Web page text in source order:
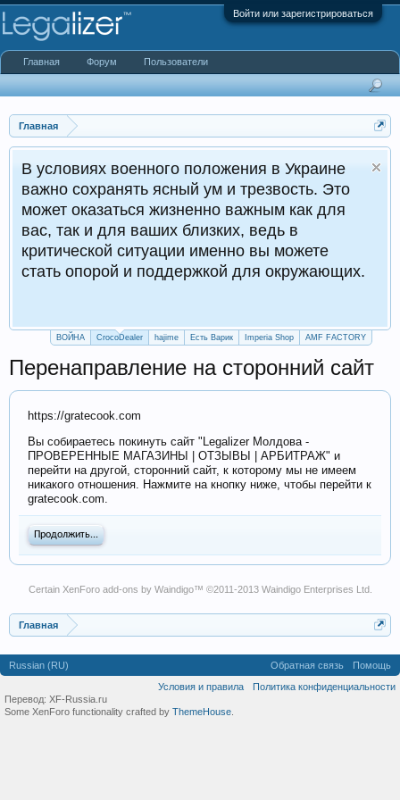
Войти или зарегистрироваться
Главная
положения в Украине
ясный ум и трезвость. Это
жизненно важным как для
ваших близких, ведь в
ситуации именно вы можете
и поддержкой для окружающих.
ВОЙНА CrocoDealer hajime Есть Варик Imperia Shop AMF FACTORY
Перенаправление на сторонний сайт
https://gratecook.com
Вы собираетесь покинуть сайт "Legalizer Молдова -
ПРОВЕРЕННЫЕ МАГАЗИНЫ | ОТЗЫВЫ | АРБИТРАЖ" и
перейти на другой, сторонний сайт, к которому мы не имеем
никакого отношения. Нажмите на кнопку ниже, чтобы перейти к
gratecook.com.
Продолжить...
Certain XenForo add-ons by Waindigo™ ©2011-2013 Waindigo Enterprises Ltd.
Главная
Главная Форум Пользователи
Russian (RU) Обратная связь
Помощь
Условия и правила
Политика конфиденциальности
Перевод: XF-Russia.ru
Some XenForo functionality crafted by ThemeHouse